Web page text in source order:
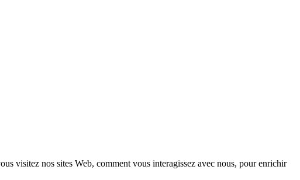
visitez nos sites Web, comment vous interagissez avec nous, pour enrichir